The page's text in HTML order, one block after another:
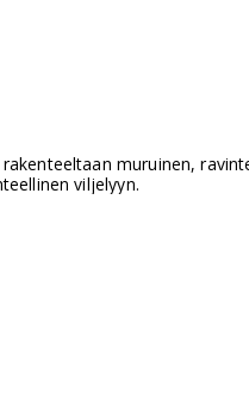
muruinen,
viljelyyn.